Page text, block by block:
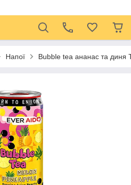
Напої Bubble tea ананас та